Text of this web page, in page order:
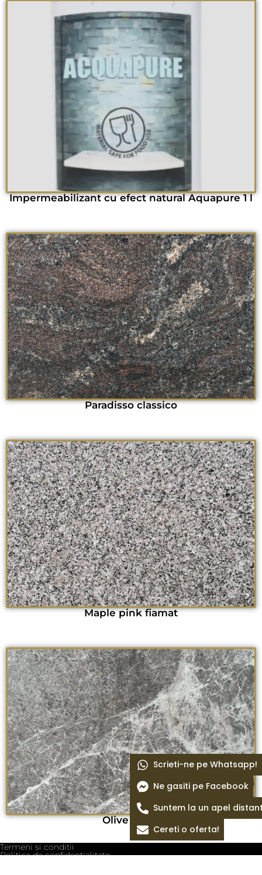
Impermeabilizant cu efect natural Aquapure 1 l
Paradisso classico
Maple pink fiamat
Olive black
Termeni si conditii
Politica de confidentialitate
Scrieti-ne pe Whatsapp!
Ne gasiti pe Facebook
Suntem la un apel
Cereti o oferta!